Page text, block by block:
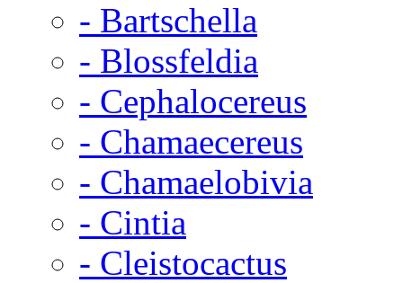
- Bartschella
- Blossfeldia
- Cephalocereus
- Chamaecereus
- Chamaelobivia
- Cintia
- Cleistocactus